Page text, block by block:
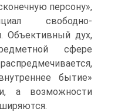
персону»,
свободно-
Объективный дух,
сфере
бытие»
а возможности